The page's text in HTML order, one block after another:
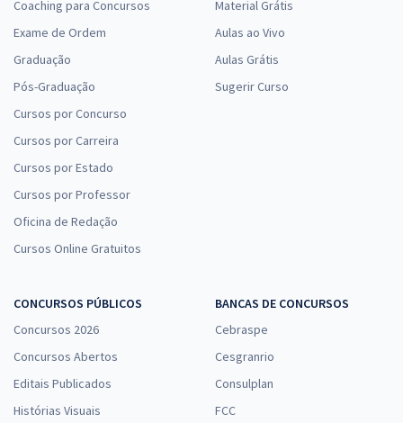
Coaching para Concursos
Exame de Ordem
Graduação
Pós-Graduação
Cursos por Concurso
Cursos por Carreira
Cursos por Estado
Cursos por Professor
Oficina de Redação
Cursos Online Gratuitos
Material Grátis
Aulas ao Vivo
Aulas Grátis
Sugerir Curso
CONCURSOS PÚBLICOS
Concursos 2026
Concursos Abertos
Editais Publicados
Histórias Visuais
BANCAS DE CONCURSOS
Cebraspe
Cesgranrio
Consulplan
FCC